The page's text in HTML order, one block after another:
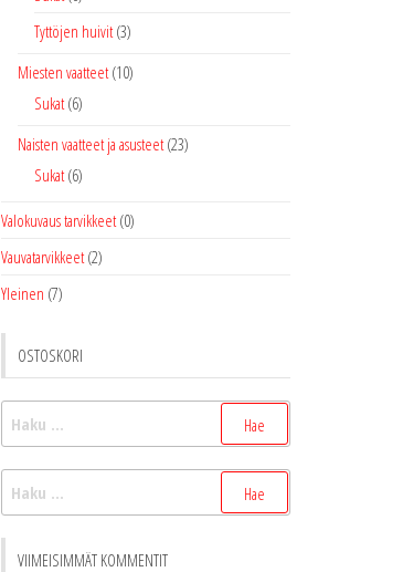
Tyttöjen huivit (3)
Miesten vaatteet (10)
Sukat (6)
Naisten vaatteet ja asusteet (23)
Sukat (6)
Valokuvaus tarvikkeet (0)
Vauvatarvikkeet (2)
Yleinen (7)
OSTOSKORI
Haku:
Haku:
VIIMEISIMMÄT KOMMENTIT